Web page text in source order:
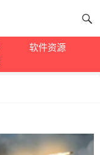
软件资源